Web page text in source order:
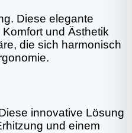
Diese elegante
und Ästhetik
die sich harmonisch
innovative Lösung
und einem